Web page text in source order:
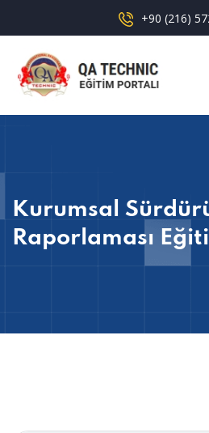
+90 (216)
Kurumsal
Raporlaması